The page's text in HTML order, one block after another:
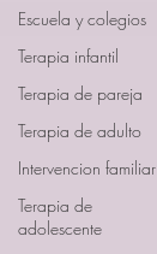
Escuela y colegios
Terapia infantil
Terapia de pareja
Terapia de adulto
Intervencion familiar
Terapia de
adolescente